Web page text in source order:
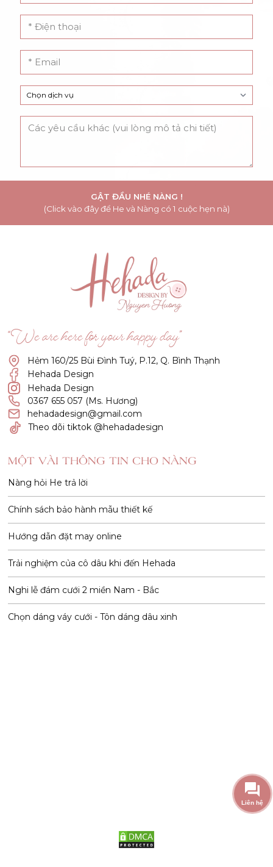
GẬT ĐẦU NHÉ NÀNG !
(Click vào đây để He và Nàng có 1 cuộc hẹn nà)
“We are here for your happy day”
Hẻm 160/25 Bùi Đình Tuý, P.12, Q. Bình Thạnh
Hehada Design
Hehada Design
0367 655 057 (Ms. Hương)
hehadadesign@gmail.com
Theo dõi tiktok @hehadadesign
MỘT VÀI THÔNG TIN CHO NÀNG
Nàng hỏi He trả lời
Chính sách bảo hành mẫu thiết kế
Hướng dẫn đặt may online
Trải nghiệm của cô dâu khi đến Hehada
Nghi lễ đám cưới 2 miền Nam - Bắc
Chọn dáng váy cưới - Tôn dáng dâu xinh